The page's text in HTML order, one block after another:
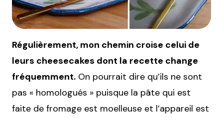
Régulièrement, mon chemin croise celui de
leurs cheesecakes dont la recette change
fréquemment. On pourrait dire qu’ils ne sont
pas « homologués » puisque la pâte qui est
faite de fromage est moelleuse et l’appareil est